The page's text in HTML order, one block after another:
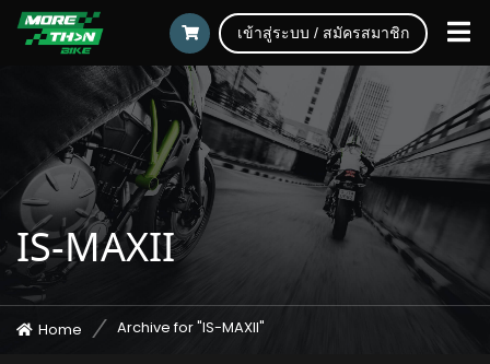
เข้าสู่ระบบ / สมัครสมาชิก
IS-MAXII
Home Archive for "IS-MAXII"